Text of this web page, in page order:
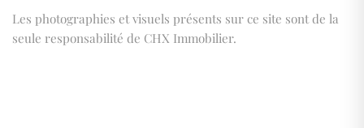
Les photographies et visuels présents sur ce site sont de la
seule responsabilité de CHX Immobilier.